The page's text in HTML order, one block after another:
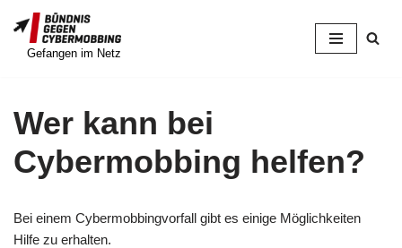
Zum
Gefangen im Netz
Wer kann bei
Cybermobbing helfen?
Bei einem Cybermobbingvorfall gibt es einige Möglichkeiten
Hilfe zu erhalten.